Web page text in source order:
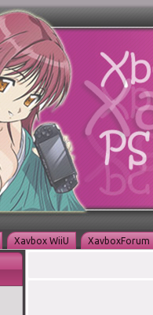
Xavbox WiiU XavboxForum